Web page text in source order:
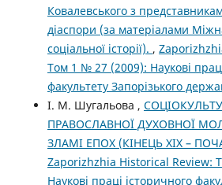
Ковалевського з
діаспори (за матеріалами
соціальної історії). ,
Том 1 № 27 (2009): Наукові
факультету Запорізького
І. М. Шугальова ,
ПРАВОСЛАВНОЇ ДУХОВНОЇ
ЗЛАМІ ЕПОХ (КІНЕЦЬ ХІХ –
Zaporizhzhia Historical Review:
Наукові праці історичного